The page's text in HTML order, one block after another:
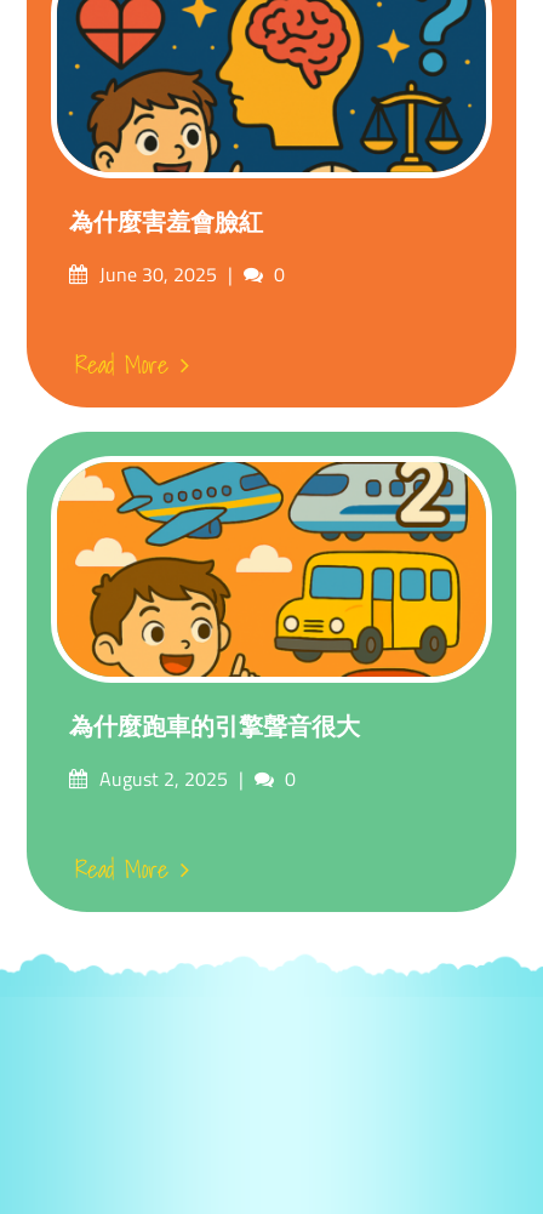
為什麼害羞會臉紅
PostedJune 30, 2025 Comments
0
Read More
為什麼跑車的引擎聲音很大
PostedAugust 2, 2025 Comments
0
Read More